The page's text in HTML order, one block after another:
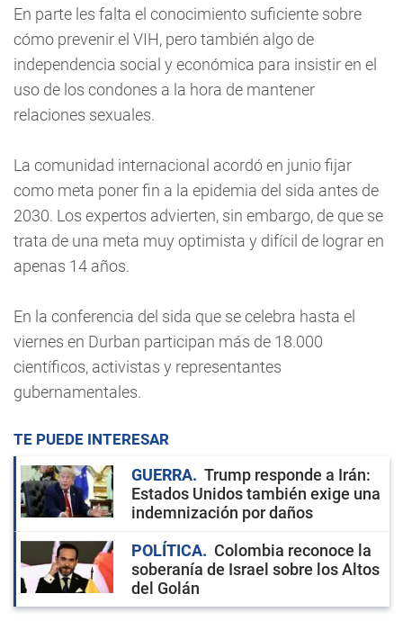
En parte les falta el conocimiento suficiente sobre
cómo prevenir el VIH, pero también algo de
independencia social y económica para insistir en el
uso de los condones a la hora de mantener
relaciones sexuales.
La comunidad internacional acordó en junio fijar
como meta poner fin a la epidemia del sida antes de
2030. Los expertos advierten, sin embargo, de que se
trata de una meta muy optimista y difícil de lograr en
apenas 14 años.
En la conferencia del sida que se celebra hasta el
viernes en Durban participan más de 18.000
científicos, activistas y representantes
gubernamentales.
TE PUEDE INTERESAR
GUERRA
Trump responde a Irán:
Estados Unidos también exige una
indemnización por daños
POLÍTICA
Colombia reconoce la
soberanía de Israel sobre los Altos
del Golán